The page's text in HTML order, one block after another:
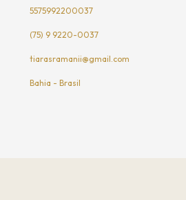
5575992200037
(75) 9 9220-0037
tiarasramanii@gmail.com
Bahia - Brasil